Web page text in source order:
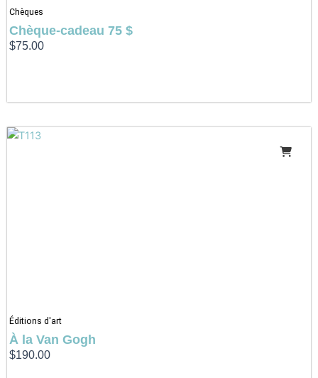
Chèques
Chèque-cadeau 75 $
$75.00
Éditions d'art
À la Van Gogh
$190.00